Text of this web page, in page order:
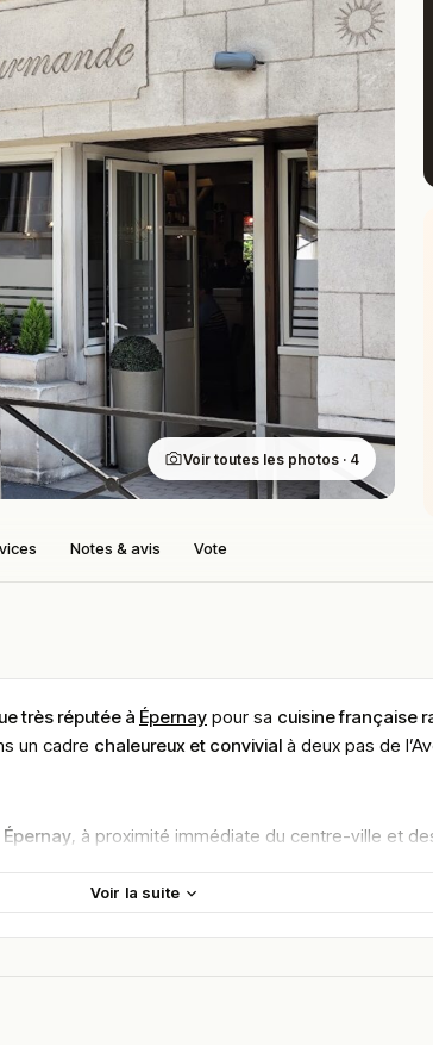
Voir toutes les photos · 4
Notes & avis Vote
très réputée à Épernay pour sa cuisine française
un cadre chaleureux et convivial à deux pas de
Épernay, à proximité immédiate du centre-ville et
pour undîner gastronomique après une journée
Voir la suite